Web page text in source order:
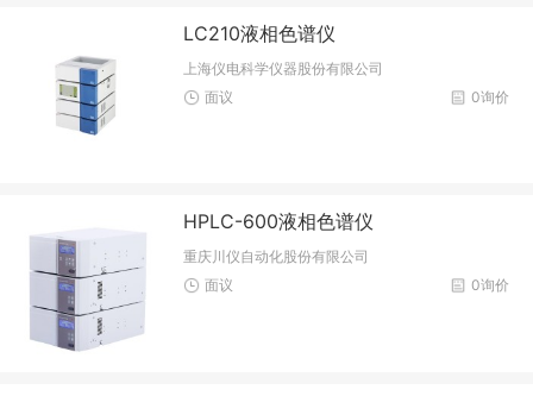
LC210液相色谱仪
上海仪电科学仪器股份有限公司
0询价
面议
HPLC-600液相色谱仪
重庆川仪自动化股份有限公司
0询价
面议